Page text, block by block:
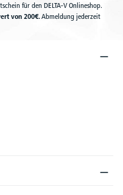
für den DELTA-V Onlineshop.
von 200€.Abmeldung jederzeit